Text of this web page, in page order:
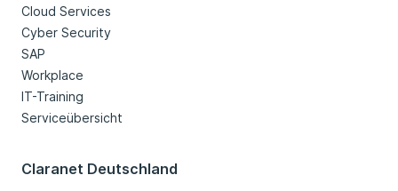
Cloud Services
Cyber Security
SAP
Workplace
IT-Training
Serviceübersicht
Claranet Deutschland